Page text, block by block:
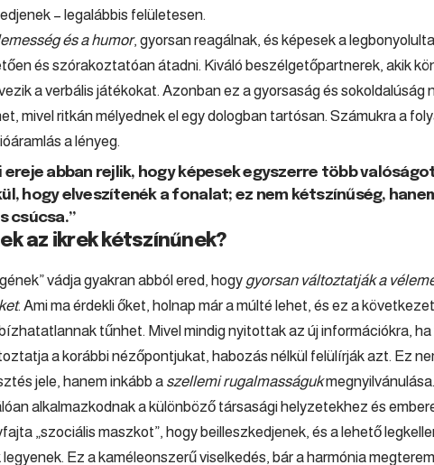
– legalábbis felületesen.
és a humor, gyorsan reagálnak, és képesek a
és szórakoztatóan átadni. Kiváló beszélgetőpartnerek, akik
a verbális játékokat. Azonban ez a gyorsaság és sokoldalúság
mivel ritkán mélyednek el egy dologban tartósan. Számukra a
a lényeg.
ereje abban rejlik, hogy képesek egyszerre több
hogy elveszítenék a fonalat; ez nem kétszínűség,
csúcsa.”
az ikrek kétszínűnek?
vádja gyakran abból ered, hogy gyorsan változtatják a
. Ami ma érdekli őket, holnap már a múlté lehet, és ez a
tűnhet. Mivel mindig nyitottak az új információkra, ha
a korábbi nézőpontjukat, habozás nélkül felülírják azt. Ez
jele, hanem inkább a szellemi rugalmasságukmegnyilvánulása.
alkalmazkodnak a különböző társasági helyzetekhez és
„szociális maszkot”, hogy beilleszkedjenek, és a lehető
Ez a kaméleonszerű viselkedés, bár a harmónia